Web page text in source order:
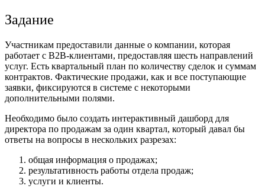
Задание
Участникам предоставили данные о компании, которая
работает с B2B-клиентами, предоставляя шесть направлений
услуг. Есть квартальный план по количеству сделок и суммам
контрактов. Фактические продажи, как и все поступающие
заявки, фиксируются в системе с некоторыми
дополнительными полями.
Необходимо было создать интерактивный дашборд для
директора по продажам за один квартал, который давал бы
ответы на вопросы в нескольких разрезах:
общая информация о продажах;
результативность работы отдела продаж;
услуги и клиенты.